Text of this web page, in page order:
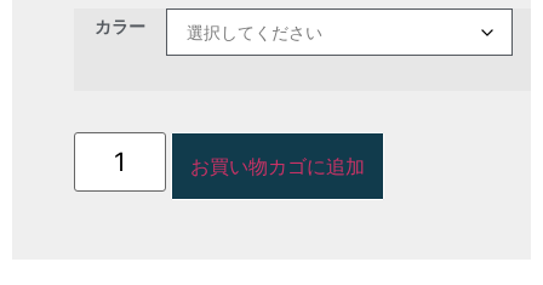
カラー
お買い物カゴに追加